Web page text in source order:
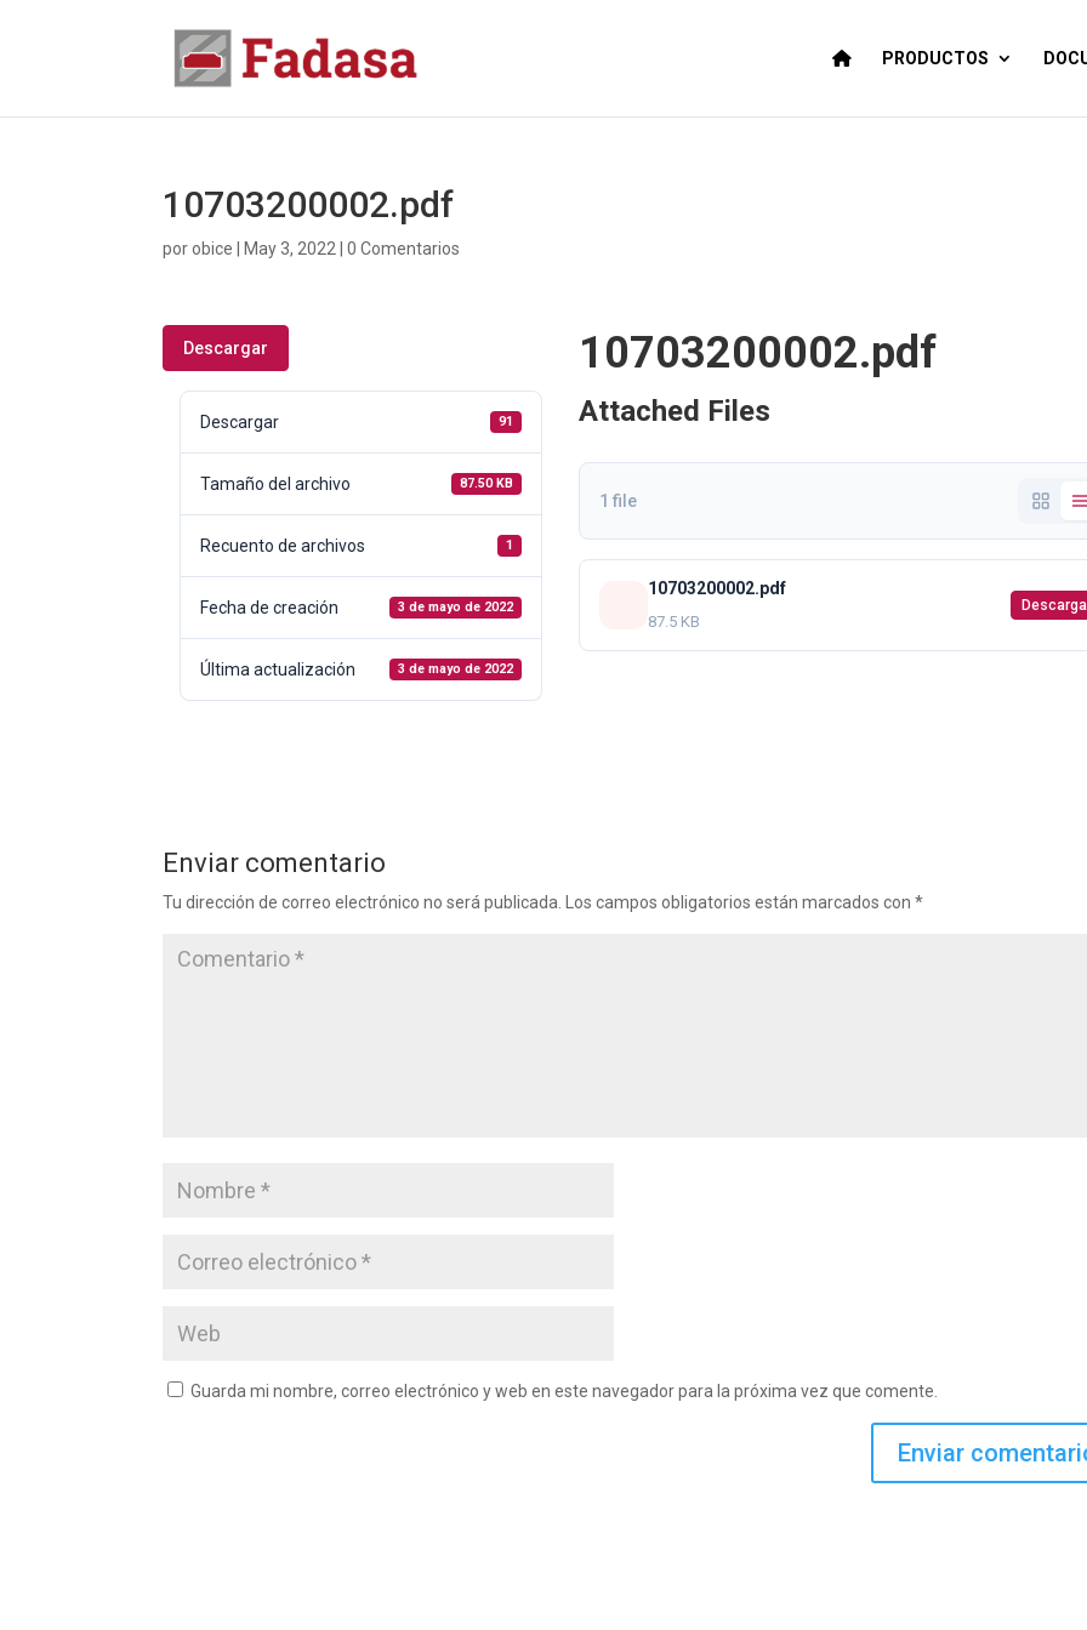
PRODUCTOS
10703200002.pdf
porobice May 3, 2022 |0 Comentarios
Descargar
Descargar 91
Tamaño del archivo 87.50 KB
Recuento de archivos 1
Fecha de creación 3 de mayo de 2022
Última actualización 3 de mayo de 2022
10703200002.pdf
Attached Files
1 file
10703200002.pdf
87.5 KB
Enviar comentario
Tu dirección de correo electrónico no será publicada. Los campos obligatorios están marcados con*
Guarda mi nombre, correo electrónico y web en este navegador para la próxima vez que comente.